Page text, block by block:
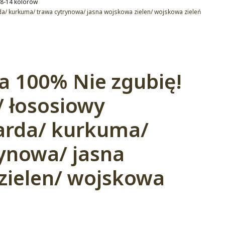
14 kolorów
kurkuma/ trawa cytrynowa/ jasna wojskowa zielen/ wojskowa zieleń
100% Nie zgubię!
kurkuma/
jasna
wojskowa